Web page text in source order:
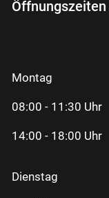
Öffnungszeiten
Montag
08:00 - 11:30 Uhr
14:00 - 18:00 Uhr
Dienstag